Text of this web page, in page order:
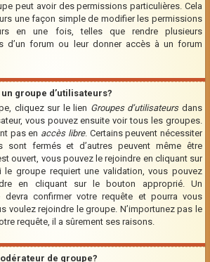
peut avoir des permissions particulières. Cela
une façon simple de modifier les permissions
en une fois, telles que rendre plusieurs
d’un forum ou leur donner accès à un forum
groupe d’utilisateurs?
cliquez sur le lien Groupes d’utilisateursdans
vous pouvez ensuite voir tous les groupes.
pas en accès libre. Certains peuvent nécessiter
sont fermés et d’autres peuvent même être
ouvert, vous pouvez le rejoindre en cliquant sur
le groupe requiert une validation, vous pouvez
en cliquant sur le bouton approprié. Un
devra confirmer votre requête et pourra vous
voulez rejoindre le groupe. N’importunez pas le
requête, il a sûrement ses raisons.
de groupe?